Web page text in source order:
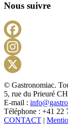
Nous suivre
© Gastronomiac.
5, rue du Prieuré
E-mail :
Téléphone : +41 22
CONTACT |